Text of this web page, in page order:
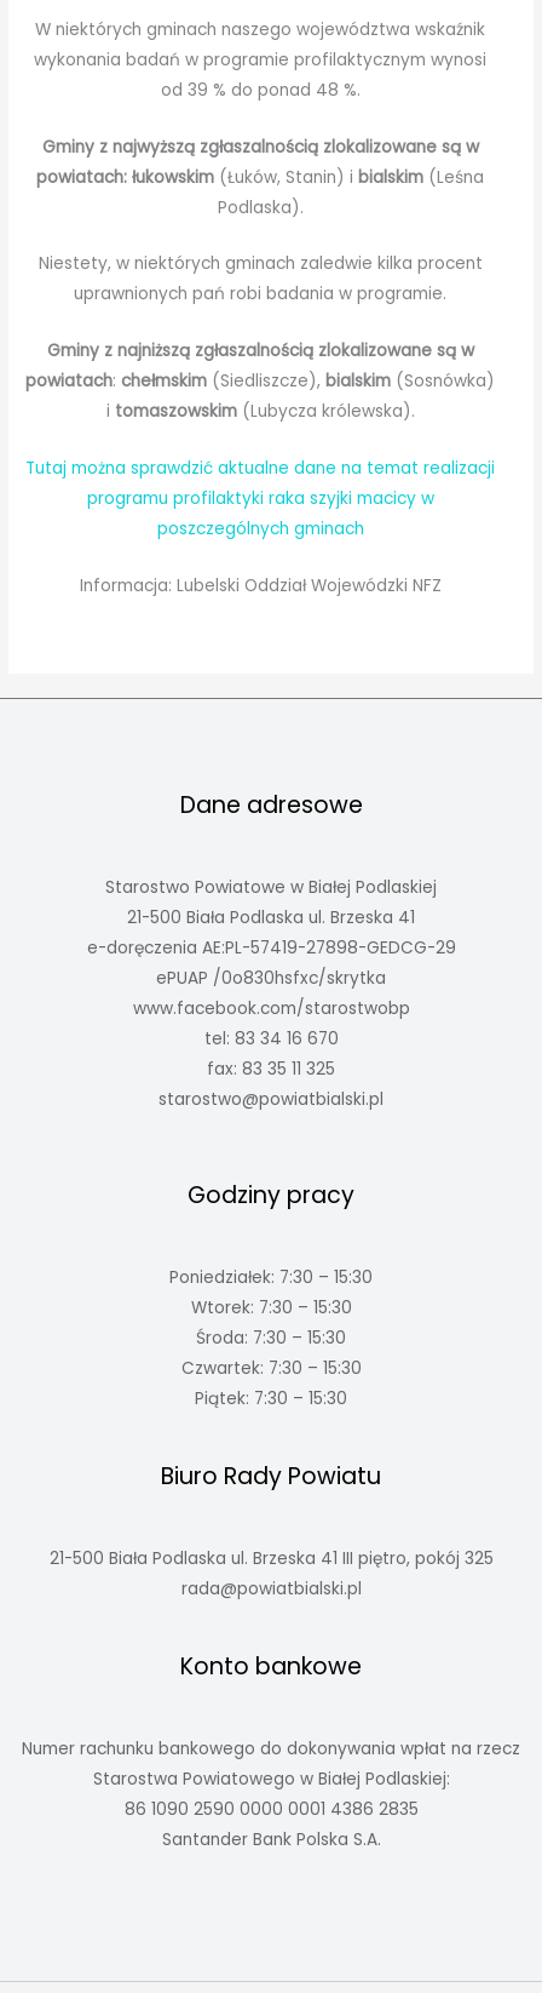
W niektórych gminach naszego województwa wskaźnik
wykonania badań w programie profilaktycznym wynosi
od 39 % do ponad 48 %.
Gminy z najwyższą zgłaszalnością zlokalizowane są w
powiatach: łukowskim (Łuków, Stanin) i bialskim (Leśna
Podlaska).
Niestety, w niektórych gminach zaledwie kilka procent
uprawnionych pań robi badania w programie.
Gminy z najniższą zgłaszalnością zlokalizowane są w
powiatach:chełmskim (Siedliszcze),bialskim (Sosnówka)
i tomaszowskim(Lubycza królewska).
Tutaj można sprawdzić aktualne dane na temat realizacji
programu profilaktyki raka szyjki macicy w
poszczególnych gminach
Informacja: Lubelski Oddział Wojewódzki NFZ
Dane adresowe
Starostwo Powiatowe w Białej Podlaskiej
21-500 Biała Podlaska ul. Brzeska 41
e-doręczenia AE:PL-57419-27898-GEDCG-29
ePUAP /0o830hsfxc/skrytka
www.facebook.com/starostwobp
tel: 83 34 16 670
fax: 83 35 11 325
starostwo@powiatbialski.pl
Godziny pracy
Poniedziałek: 7:30 – 15:30
Wtorek: 7:30 – 15:30
Środa: 7:30 – 15:30
Czwartek: 7:30 – 15:30
Piątek: 7:30 – 15:30
Biuro Rady Powiatu
21-500 Biała Podlaska ul. Brzeska 41 III piętro, pokój 325
rada@powiatbialski.pl
Konto bankowe
Numer rachunku bankowego do dokonywania wpłat na rzecz
Starostwa Powiatowego w Białej Podlaskiej:
86 1090 2590 0000 0001 4386 2835
Santander Bank Polska S.A.